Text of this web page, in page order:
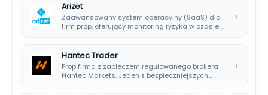
Arizet
Zaawansowany system operacyjny (SaaS) dla
firm prop, oferujący monitoring ryzyka w czasie
›
Hantec Trader
Prop firma z zapleczem regulowanego brokera
Hantec Markets. Jeden z bezpieczniejszych
›